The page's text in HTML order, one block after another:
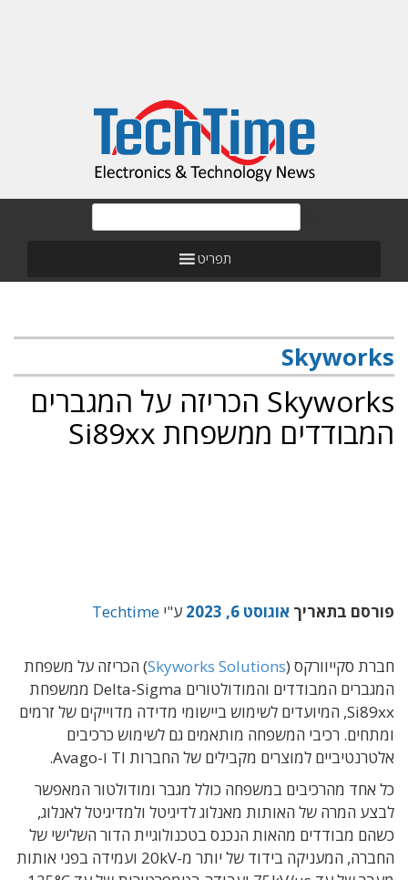
תפריט
Skyworks
Skyworks הכריזה על המגברים
המבודדים ממשפחת Si89xx
פורסם בתאריך אוגוסט 6, 2023 ע"י Techtime
חברת סקייוורקס (Skyworks Solutions) הכריזה על משפחת
המגברים המבודדים והמודולטורים Delta-Sigma ממשפחת
Si89xx, המיועדים לשימוש ביישומי מדידה מדוייקים של זרמים
ומתחים. רכיבי המשפחה מותאמים גם לשימוש כרכיבים
אלטרנטיביים למוצרים מקבילים של החברות TI ו-Avago.
כל אחד מהרכיבים במשפחה כולל מגבר ומודולטור המאפשר
לבצע המרה של האותות מאנלוג לדיגיטל ולמדיגיטל לאנלוג,
כשהם מבודדים מהאות הנכנס בטכנולוגיית הדור השלישי של
החברה, המעניקה בידוד של יותר מ-20kV ועמידה בפני אותות